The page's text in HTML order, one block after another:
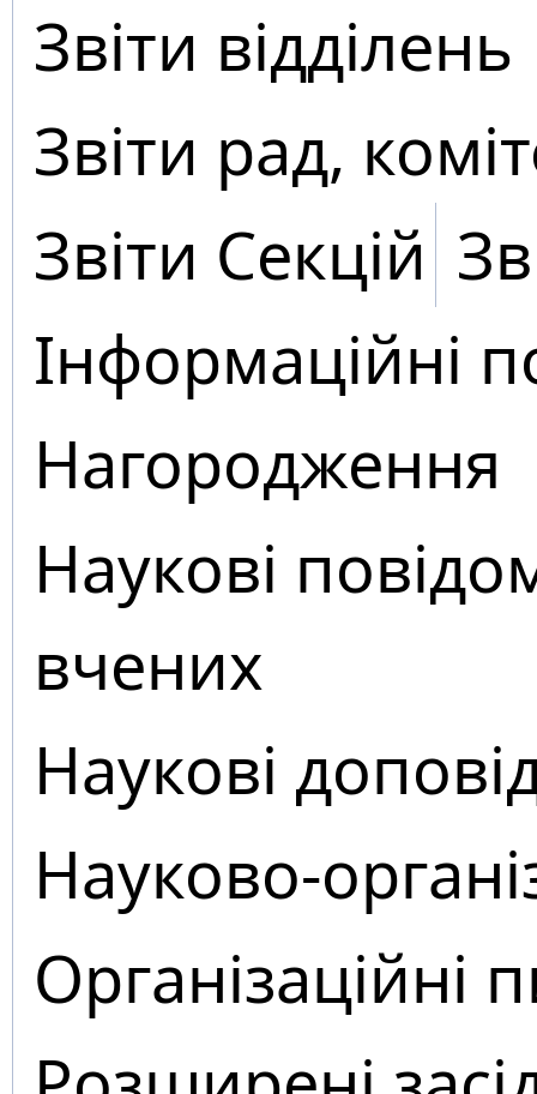
Звіти відділень
Звіти рад,
Звіти Секцій
Інформаційні
Нагородження
Наукові
вчених
Наукові
Науково-
Організаційні